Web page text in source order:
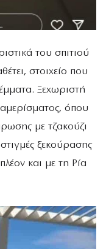
του σπιτιού
στοιχείο που
Ξεχωριστή
όπου
με τζακούζι
ξεκούρασης
και με τη Ρία